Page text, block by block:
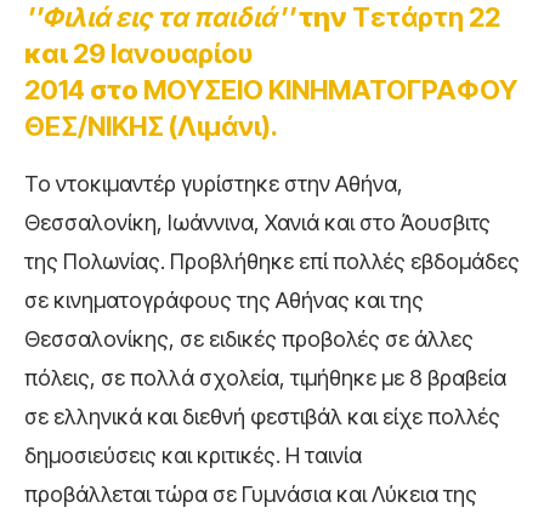
''Φιλιά εις τα παιδιά''την Τετάρτη 22
και29 Ιανουαρίου
2014 στο ΜΟΥΣΕΙΟ ΚΙΝΗΜΑΤΟΓΡΑΦΟΥ
ΘΕΣ/ΝΙΚΗΣ (Λιμάνι).
Το ντοκιμαντέρ γυρίστηκε στην Αθήνα,
Θεσσαλονίκη, Ιωάννινα, Χανιά και στο Άουσβιτς
της Πολωνίας. Προβλήθηκε επί πολλές εβδομάδες
σε κινηματογράφους της Αθήνας και της
Θεσσαλονίκης, σε ειδικές προβολές σε άλλες
πόλεις, σε πολλά σχολεία, τιμήθηκε με 8 βραβεία
σε ελληνικά και διεθνή φεστιβάλ και είχε πολλές
δημοσιεύσεις και κριτικές. Η ταινία
προβάλλεται τώρα σε Γυμνάσια και Λύκεια της